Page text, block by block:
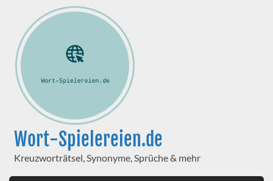
Wort-Spielereien.de
Kreuzworträtsel, Synonyme, Sprüche & mehr